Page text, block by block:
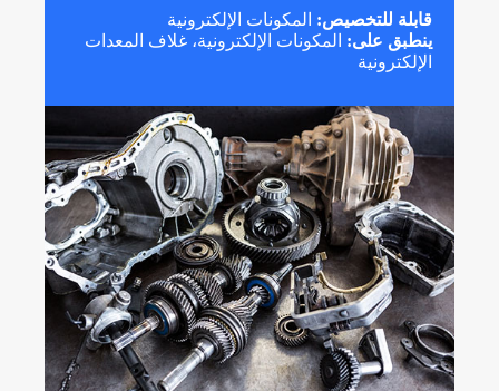
قابلة للتخصيص: المكونات الإلكترونية
ينطبق على: المكونات الإلكترونية، غلاف المعدات
الإلكترونية